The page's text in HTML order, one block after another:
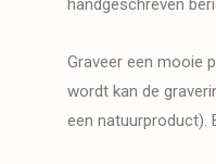
handgeschreven
Graveer een mooie
wordt kan de
een natuurproduct).